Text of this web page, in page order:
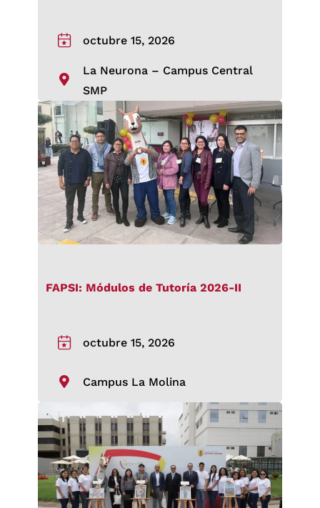
octubre 15, 2026
La Neurona – Campus Central
SMP
FAPSI: Módulos de Tutoría 2026-II
octubre 15, 2026
Campus La Molina